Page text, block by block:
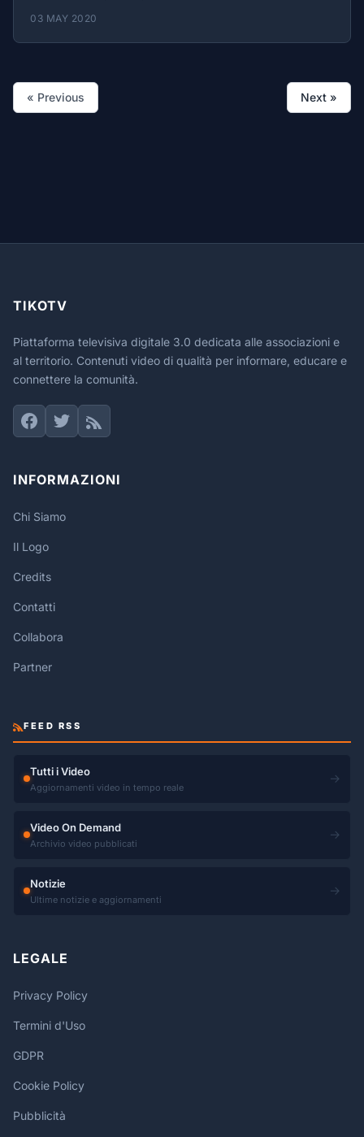
03 MAY 2020
« Previous Next »
TIKOTV
Piattaforma televisiva digitale 3.0 dedicata alle associazioni e
al territorio. Contenuti video di qualità per informare, educare e
connettere la comunità.
INFORMAZIONI
Chi Siamo
Il Logo
Credits
Contatti
Collabora
Partner
FEED RSS
Tutti i Video
Aggiornamenti video in tempo reale
→
Video On Demand
Archivio video pubblicati
→
Notizie
Ultime notizie e aggiornamenti
→
LEGALE
Privacy Policy
Termini d'Uso
GDPR
Cookie Policy
Pubblicità